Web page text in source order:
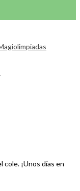
cole. ¡Unos días en